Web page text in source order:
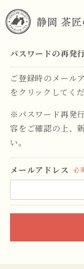
パスワードの再発
ご登録時のメール
をクリックしてくだ
※パスワード再発
容をご確認の上、
い。
メールアドレス 必